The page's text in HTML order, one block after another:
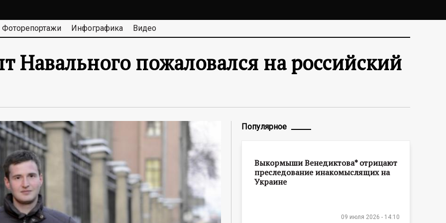
Фоторепортажи Инфографика Видео
Навального пожаловался на российский
Популярное
Выкормыши Венедиктова* отрицают
преследование инакомыслящих на
Украине
09 июля 2026 - 14:10